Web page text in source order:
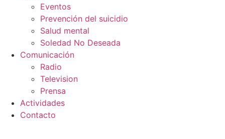
Eventos
Prevención del suicidio
Salud mental
Soledad No Deseada
Comunicación
Radio
Television
Prensa
Actividades
Contacto